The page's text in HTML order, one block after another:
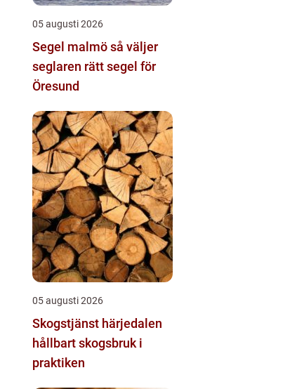
05 augusti 2026
Segel malmö så väljer
seglaren rätt segel för
Öresund
05 augusti 2026
Skogstjänst härjedalen
hållbart skogsbruk i
praktiken